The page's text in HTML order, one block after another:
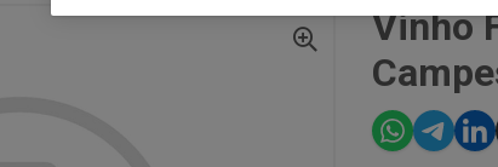
Vinho